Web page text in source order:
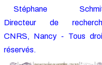
Stéphane
Directeur de
CNRS, Nancy - Tous
réservés.